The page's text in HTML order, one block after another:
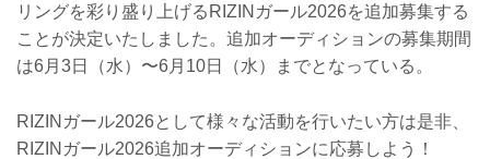
リングを彩り盛り上げるRIZINガール2026を追加募集する
ことが決定いたしました。追加オーディションの募集期間
は6月3日（水）〜6月10日（水）までとなっている。
RIZINガール2026として様々な活動を行いたい方は是非、
RIZINガール2026追加オーディションに応募しよう！